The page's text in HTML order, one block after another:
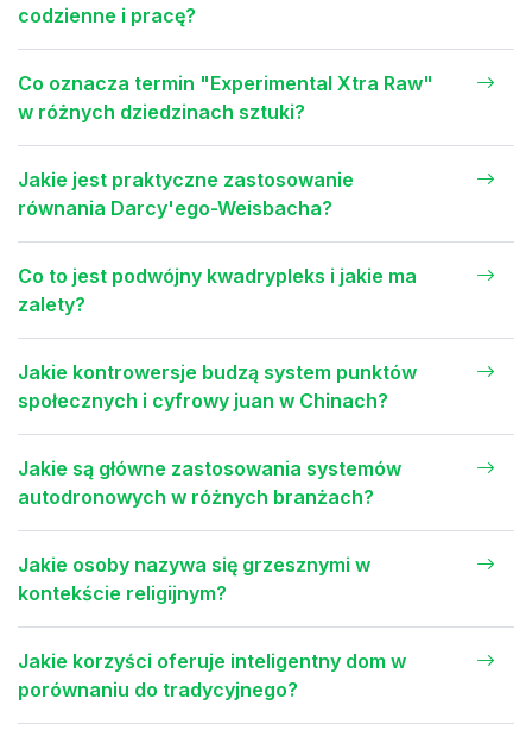
codzienne i pracę?
Co oznacza termin "Experimental Xtra Raw"
w różnych dziedzinach sztuki?
Jakie jest praktyczne zastosowanie
równania Darcy'ego-Weisbacha?
Co to jest podwójny kwadrypleks i jakie ma
zalety?
Jakie kontrowersje budzą system punktów
społecznych i cyfrowy juan w Chinach?
Jakie są główne zastosowania systemów
autodronowych w różnych branżach?
Jakie osoby nazywa się grzesznymi w
kontekście religijnym?
Jakie korzyści oferuje inteligentny dom w
porównaniu do tradycyjnego?